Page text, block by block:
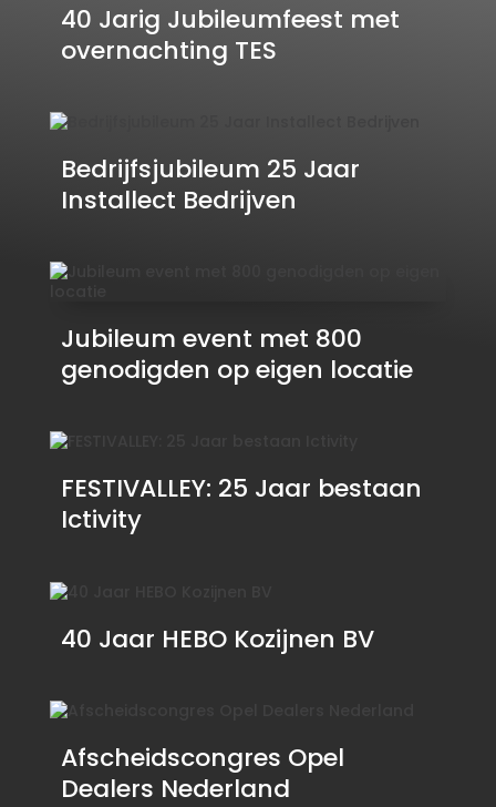
40 Jarig Jubileumfeest met
overnachting TES
Bedrijfsjubileum 25 Jaar
Installect Bedrijven
Jubileum event met 800
genodigden op eigen locatie
FESTIVALLEY: 25 Jaar bestaan
Ictivity
40 Jaar HEBO Kozijnen BV
Afscheidscongres Opel
Dealers Nederland